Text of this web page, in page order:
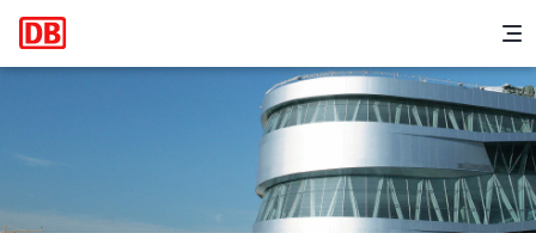
Hauptnavigation
Witten Hbf - Stuttgart Hbf